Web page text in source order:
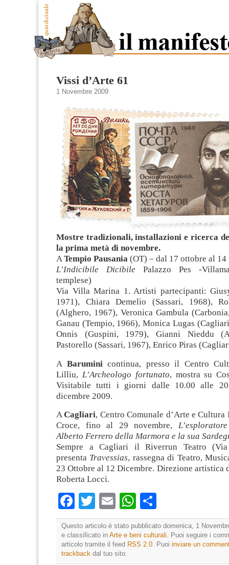
Vissi d’Arte 61
1 Novembre 2009
Mostre tradizionali, installazioni e ricerca
la prima metà di novembre.
ATempio Pausania (OT) – dal 17 ottobre al 14
L’Indicibile Dicibile Palazzo Pes -
templese)
Via Villa Marina 1. Artisti partecipanti:
1971), Chiara Demelio (Sassari, 1968),
(Alghero, 1967), Veronica Gambula
Ganau (Tempio, 1966), Monica Lugas
Onnis (Guspini, 1979), Gianni Nieddu
Pastorello (Sassari, 1967), Enrico Piras
A Baruminicontinua, presso il Centro
Lilliu, L’Archeologo fortunato, mostra su
Visitabile tutti i giorni dalle 10.00 alle
dicembre 2009.
ACagliari, Centro Comunale d’Arte e Cultura
Croce, fino al 29 novembre,
Alberto Ferrero della Marmora e la sua
Sempre a Cagliari il Riverrun Teatro
presenta Travessias, rassegna di Teatro,
23 Ottobre al 12 Dicembre. Direzione artistica
Roberta Locci.
Facebook
TwitterEmailWhatsApp
Questo articolo è stato pubblicato domenica, 1
e classificato in Arte e beni culturali. Puoi seguire i
articolo tramite il feed RSS 2.0. Puoi inviare un
trackback dal tuo sito.